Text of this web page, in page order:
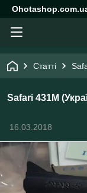
Статті
Safari 431M
16.03.2018